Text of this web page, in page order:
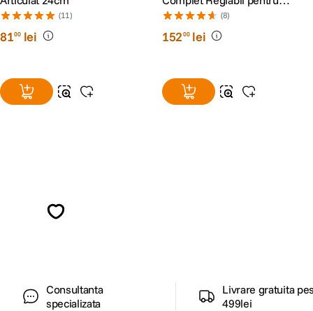
(11)
8100 lei
Monitor cu Patina Cold Shoe
(8)
15200 lei
Consultanta
specializata
Livrare gratuita
499lei